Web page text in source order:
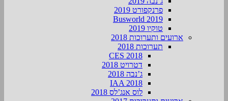
פרנקפורט 2019
Busworld 2019
טוקיו 2019
ארועים ותערוכות 2018
תערוכות 2018
CES 2018
דטרויט 2018
ג’נבה 2018
IAA 2018
לוס אנג’לס 2018